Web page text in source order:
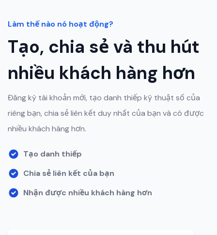
Làm thế nào nó hoạt động?
Tạo, chia sẻ và thu hút
nhiều khách hàng hơn
Đăng ký tài khoản mới, tạo danh thiếp kỹ thuật số của
riêng bạn, chia sẻ liên kết duy nhất của bạn và có được
nhiều khách hàng hơn.
Tạo danh thiếp
Chia sẻ liên kết của bạn
Nhận được nhiều khách hàng hơn